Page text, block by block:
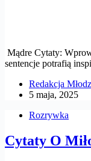
Mądre Cytaty:
sentencje potrafią
Redakcja
5 maja, 2025
Rozrywka
Cytaty O